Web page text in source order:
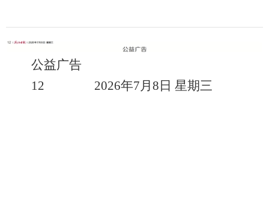
公益广告
12 2026年7月8日 星期三